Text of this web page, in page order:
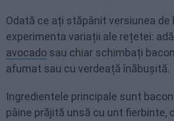
Odată ce ați stăpânit versiunea de
experimenta variații ale rețetei:
avocado sau chiar schimbați
afumat sau cu verdeață înăbușită.
Ingredientele principale sunt
pâine prăjită unsă cu unt fierbinte,